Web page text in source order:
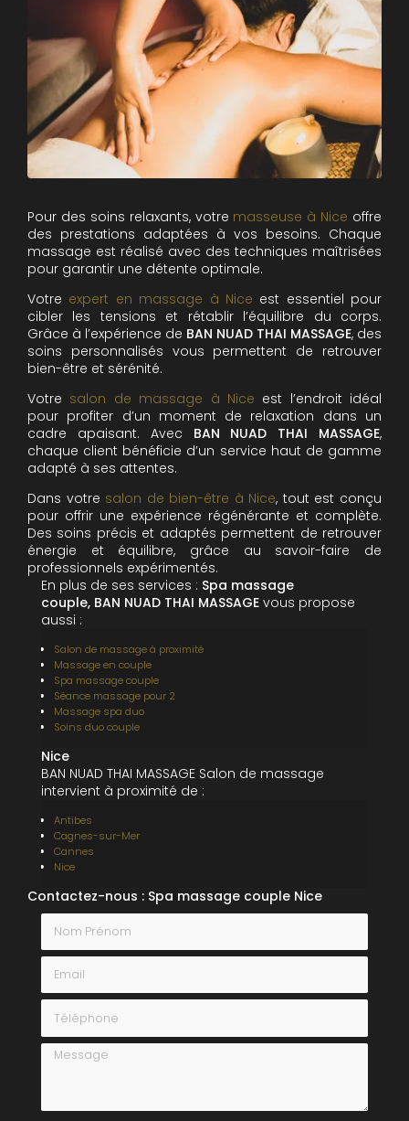
Pour des soins relaxants, votre masseuse à Nice offre
des prestations adaptées à vos besoins. Chaque
massage est réalisé avec des techniques maîtrisées
pour garantir une détente optimale.
Votre expert en massage à Nice est essentiel pour
cibler les tensions et rétablir l’équilibre du corps.
Grâce à l’expérience de BAN NUAD THAI MASSAGE, des
soins personnalisés vous permettent de retrouver
bien-être et sérénité.
Votre salon de massage à Nice est l’endroit idéal
pour profiter d’un moment de relaxation dans un
cadre apaisant. Avec BAN NUAD THAI MASSAGE,
chaque client bénéficie d’un service haut de gamme
adapté à ses attentes.
Dans votre salon de bien-être à Nice, tout est conçu
pour offrir une expérience régénérante et complète.
Des soins précis et adaptés permettent de retrouver
énergie et équilibre, grâce au savoir-faire de
professionnels expérimentés.
En plus de ses services : Spa massage
couple, BAN NUAD THAI MASSAGE vous propose
aussi :
Salon de massage à proximité
Massage en couple
Spa massage couple
Séance massage pour 2
Massage spa duo
Soins duo couple
Nice
BAN NUAD THAI MASSAGE Salon de massage
intervient à proximité de :
Antibes
Cagnes-sur-Mer
Cannes
Nice
Contactez-nous : Spa massage couple Nice
Nom Prénom
Email
Téléphone
Message